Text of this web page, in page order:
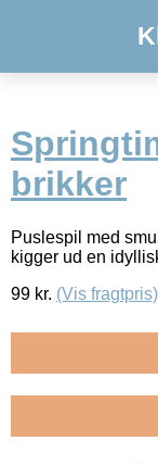
brikker
Puslespil med
kigger ud en
99 kr. (Vis fragtpris)